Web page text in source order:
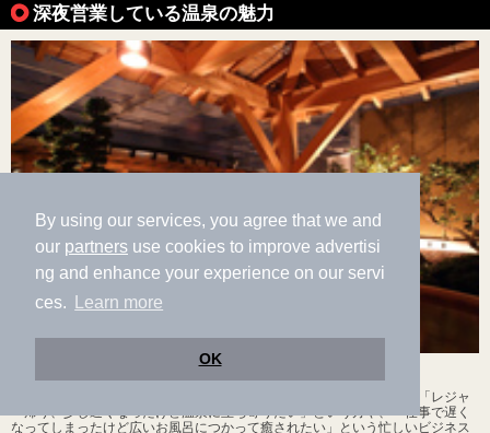
By using our services, you agree that we and
our partners use cookies to improve advertisi
ng and enhance your experience on our servi
ces.
Learn more
OK
深夜営業している温泉の魅力
「せっかく行くのだから何度も温泉に入ってゆっくり楽しみたい！」「レジャ
ー帰り、少し遅くなったけど温泉に立ち寄りたい」という方や、「仕事で遅く
なってしまったけど広いお風呂につかって癒されたい」という忙しいビジネス